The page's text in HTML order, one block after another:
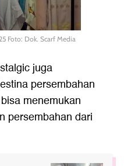
Foto: Dok. Scarf Media
juga
persembahan
menemukan
persembahan dari